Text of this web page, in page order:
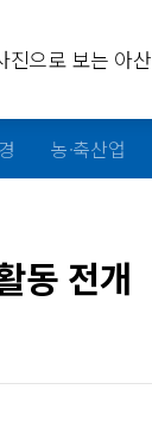
진으로 보는 아산
농·축산업
동 전개